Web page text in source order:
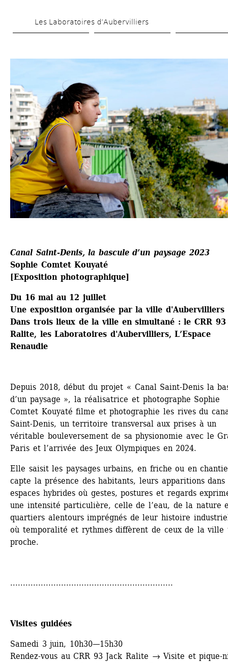
au
principal
Les Laboratoires d’Aubervilliers
Canal Saint-Denis, la bascule d’un paysage 2023
Sophie Comtet Kouyaté
[Exposition photographique]
Du 16 mai au 12 juillet
Une exposition organisée par la ville d'Aubervilliers
Dans trois lieux de la ville en simultané : le CRR 93
Ralite, les Laboratoires d'Aubervilliers, L’Espace
Renaudie
Depuis 2018, début du projet « Canal Saint-Denis la
d’un paysage », la réalisatrice et photographe Sophie
Comtet Kouyaté filme et photographie les rives du
Saint-Denis, un territoire transversal aux prises à un
véritable bouleversement de sa physionomie avec le
Paris et l’arrivée des Jeux Olympiques en 2024.
Elle saisit les paysages urbains, en friche ou en
capte la présence des habitants, leurs apparitions dans
espaces hybrides où gestes, postures et regards
une intensité particulière, celle de l’eau, de la nature
quartiers alentours imprégnés de leur histoire
où temporalité et rythmes diffèrent de ceux de la ville
proche.
................................................................
Visites guidées
Samedi 3 juin, 10h30—15h30
Rendez-vous au CRR 93 Jack Ralite → Visite et pique-